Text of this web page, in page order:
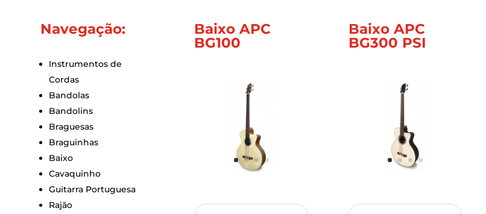
Navegação:
Instrumentos de
Cordas
Bandolas
Bandolins
Braguesas
Braguinhas
Baixo
Cavaquinho
Guitarra Portuguesa
Rajão
Baixo APC
BG100
Baixo APC
BG300 PSI